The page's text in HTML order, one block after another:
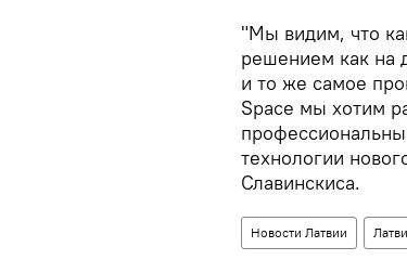
"Мы видим, что
решением как на
и то же самое
Space мы хотим
технологии
Славинскиса.
Новости Латвии